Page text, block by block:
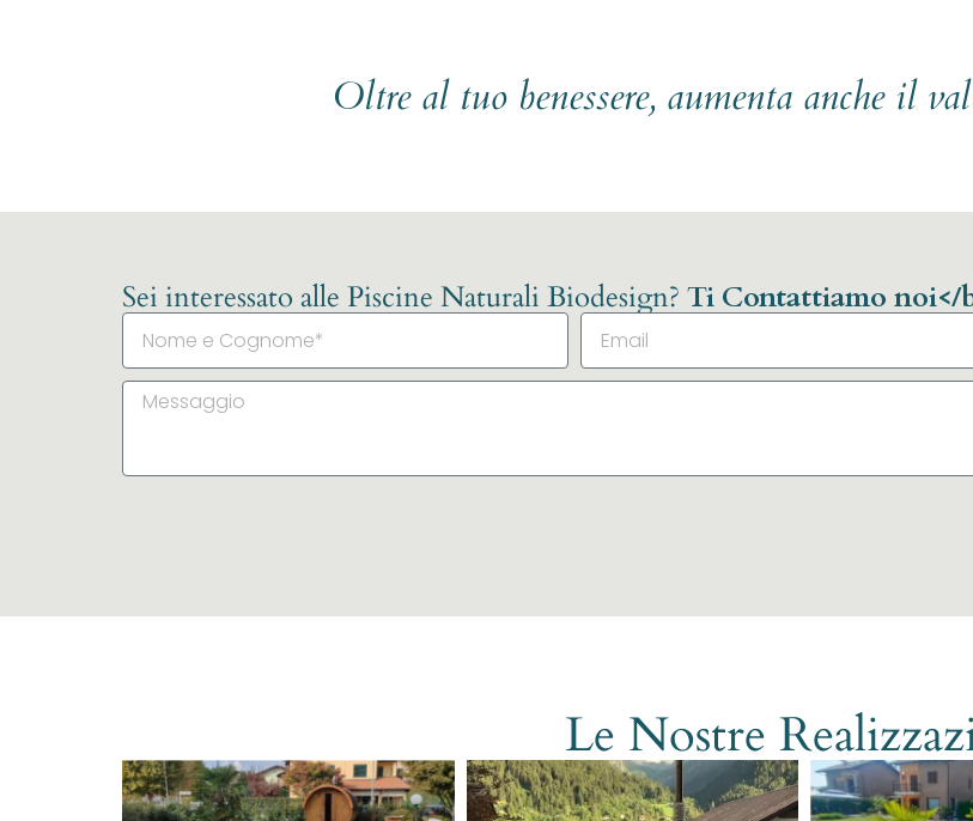
Oltre al tuo benessere, aumenta anche il
Sei interessato alle Piscine Naturali Biodesign? Ti Contattiamo noi</
Le Nostre